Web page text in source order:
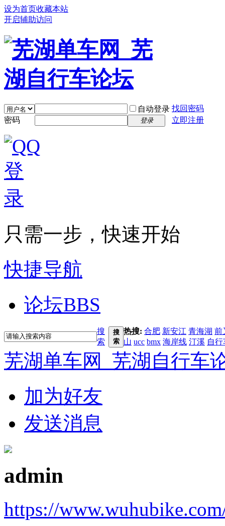
设为首页收藏本站
开启辅助访问
自动登录 找回密码
密码
登录 立即注册
只需一步，快速开始
快捷导航
论坛BBS
搜
索
搜
索
热搜: 合肥 新安江 青海湖 前
山 ucc bmx 海岸线 汀溪 自
芜湖单车网_芜湖自行车
加为好友
发送消息
admin
https://